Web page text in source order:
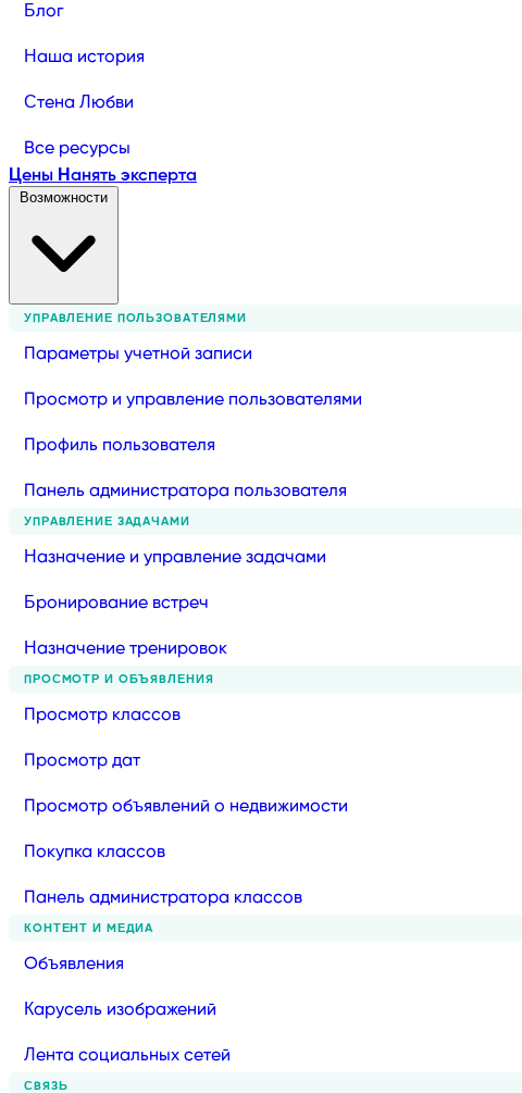
Блог
Наша история
Стена Любви
Все ресурсы
Цены Нанять эксперта
УПРАВЛЕНИЕ ПОЛЬЗОВАТЕЛЯМИ
Параметры учетной записи
Просмотр и управление пользователями
Профиль пользователя
Панель администратора пользователя
УПРАВЛЕНИЕ ЗАДАЧАМИ
Назначение и управление задачами
Бронирование встреч
Назначение тренировок
ПРОСМОТР И ОБЪЯВЛЕНИЯ
Просмотр классов
Просмотр дат
Просмотр объявлений о недвижимости
Покупка классов
Панель администратора классов
КОНТЕНТ И МЕДИА
Объявления
Карусель изображений
Лента социальных сетей
СВЯЗЬ